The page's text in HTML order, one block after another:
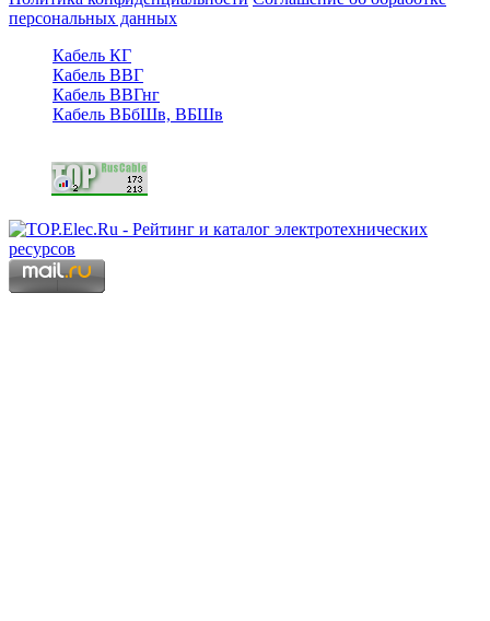
персональных данных
Кабель КГ
Кабель ВВГ
Кабель ВВГнг
Кабель ВБбШв, ВБШв